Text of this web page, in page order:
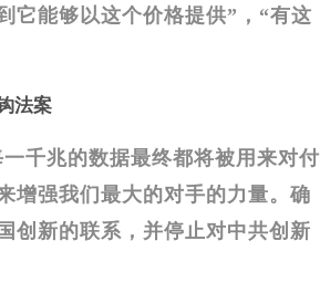
它能够以这个价格提供”，“有这
法案
千兆的数据最终都将被用来对付
增强我们最大的对手的力量。确
创新的联系，并停止对中共创新